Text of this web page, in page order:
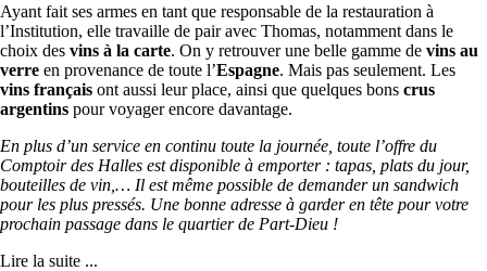
Ayant fait ses armes en tant que responsable de la restauration à
l’Institution, elle travaille de pair avec Thomas, notamment dans le
choix des vins à la carte. On y retrouver une belle gamme de vins au
verre en provenance de toute l’Espagne. Mais pas seulement. Les
vins français ont aussi leur place, ainsi que quelques bons crus
argentins pour voyager encore davantage.
En plus d’un service en continu toute la journée, toute l’offre du
Comptoir des Halles est disponible à emporter : tapas, plats du jour,
bouteilles de vin,… Il est même possible de demander un sandwich
pour les plus pressés. Une bonne adresse à garder en tête pour votre
prochain passage dans le quartier de Part-Dieu !
Lire la suite ...